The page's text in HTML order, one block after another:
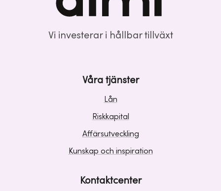
Vi investerar i hållbar tillväxt
Våra tjänster
Lån
Riskkapital
Affärsutveckling
Kunskap och inspiration
Kontaktcenter